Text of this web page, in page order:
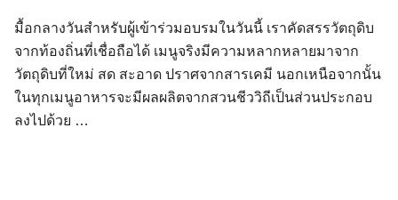
มื้อกลางวันสำหรับผู้เข้าร่วมอบรมในวันนี้ เราคัดสรรวัตถุดิบ
จากท้องถิ่นที่เชื่อถือได้ เมนูจริงมีความหลากหลายมาจาก
วัตถุดิบที่ใหม่ สด สะอาด ปราศจากสารเคมี นอกเหนือจากนั้น
ในทุกเมนูอาหารจะมีผลผลิตจากสวนชีววิถีเป็นส่วนประกอบ
ลงไปด้วย …